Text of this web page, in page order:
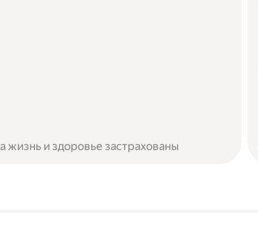
жизнь и здоровье застрахованы